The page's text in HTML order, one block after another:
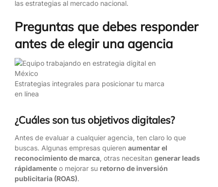
las estrategias al mercado nacional.
Preguntas que debes responder
antes de elegir una agencia
Estrategias integrales para posicionar tu marca
en línea
¿Cuáles son tus objetivos digitales?
Antes de evaluar a cualquier agencia, ten claro lo que
buscas. Algunas empresas quieren aumentar el
reconocimiento de marca , otras necesitan generar leads
rápidamente o mejorar su retorno de inversión
publicitaria (ROAS).